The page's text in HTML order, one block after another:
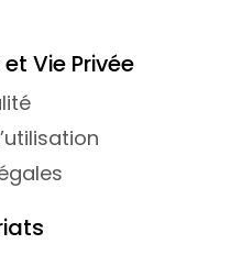
Vie Privée